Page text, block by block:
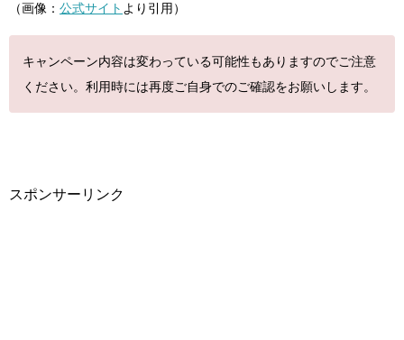
（画像： 公式サイト より引用）
キャンペーン内容は変わっている可能性もありますのでご注意
ください。利用時には再度ご自身でのご確認をお願いします。
スポンサーリンク